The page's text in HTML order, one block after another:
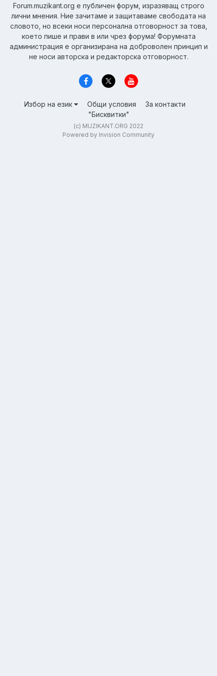
Forum.muzikant.org е публичен форум, изразяващ строго
лични мнения. Ние зачитаме и защитаваме свободата на
словото, но всеки носи персонална отговорност за това,
което пише и прави в или чрез форума! Форумната
администрация е организирана на доброволен принцип и
не носи авторска и редакторска отговорност.
Избор на език Общи условия
За контакти
"Бисквитки"
(c) MUZIKANT.ORG 2022
Powered by Invision Community